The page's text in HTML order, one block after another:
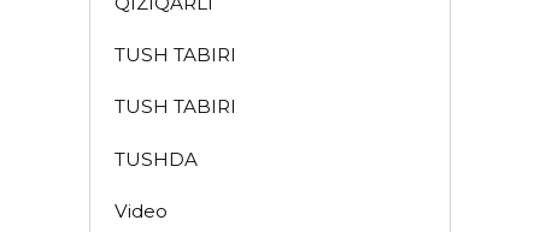
TUSH TABIRI
TUSH TABIRI
TUSHDA
Video